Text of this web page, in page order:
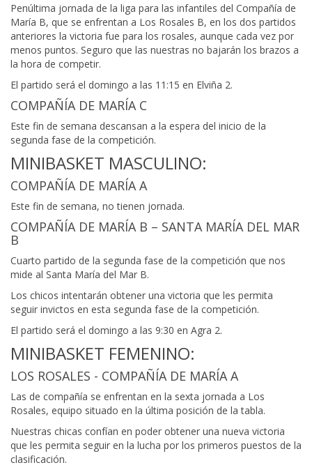
Penúltima jornada de la liga para las infantiles del Compañía de
María B, que se enfrentan a Los Rosales B, en los dos partidos
anteriores la victoria fue para los rosales, aunque cada vez por
menos puntos. Seguro que las nuestras no bajarán los brazos a
la hora de competir.
El partido será el domingo a las 11:15 en Elviña 2.
COMPAÑÍA DE MARÍA C
Este fin de semana descansan a la espera del inicio de la
segunda fase de la competición.
MINIBASKET MASCULINO:
COMPAÑÍA DE MARÍA A
Este fin de semana, no tienen jornada.
COMPAÑÍA DE MARÍA B – SANTA MARÍA DEL MAR
B
Cuarto partido de la segunda fase de la competición que nos
mide al Santa María del Mar B.
Los chicos intentarán obtener una victoria que les permita
seguir invictos en esta segunda fase de la competición.
El partido será el domingo a las 9:30 en Agra 2.
MINIBASKET FEMENINO:
LOS ROSALES - COMPAÑÍA DE MARÍA A
Las de compañía se enfrentan en la sexta jornada a Los
Rosales, equipo situado en la última posición de la tabla.
Nuestras chicas confían en poder obtener una nueva victoria
que les permita seguir en la lucha por los primeros puestos de la
clasificación.